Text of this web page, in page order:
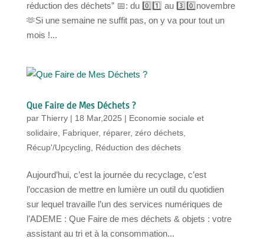
réduction des déchets” 📅: du 0️⃣1️⃣ au 3️⃣0️⃣novembre
🫶Si une semaine ne suffit pas, on y va pour tout un
mois !...
Que Faire de Mes Déchets ?
par Thierry| 18 Mar,2025 | Economie sociale et
solidaire
Fabriquer, réparer, zéro déchets,
Récup'/Upcycling
Réduction des déchets
Aujourd’hui, c’est la journée du recyclage, c’est
l’occasion de mettre en lumière un outil du quotidien
sur lequel travaille l’un des services numériques de
l’ADEME : Que Faire de mes déchets & objets : votre
assistant au tri et à la consommation...